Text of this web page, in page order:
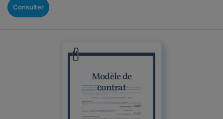
Consulter
Modèle de
contrat